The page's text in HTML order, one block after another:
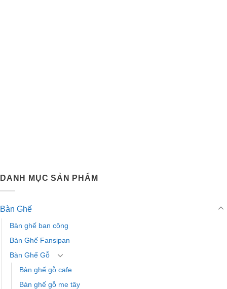
DANH MỤC SẢN PHẨM
Bàn Ghế
Bàn ghế ban công
Bàn Ghế Fansipan
Bàn Ghế Gỗ
Bàn ghế gỗ cafe
Bàn ghế gỗ me tây